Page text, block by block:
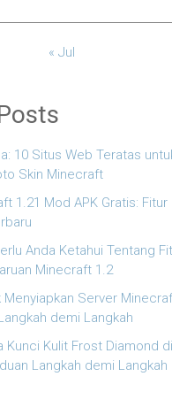
« Jul
10 Situs Web Teratas
Skin Minecraft
1.21 Mod APK Gratis: Fitur
Anda Ketahui Tentang
Minecraft 1.2
Menyiapkan Server
demi Langkah
Kunci Kulit Frost Diamond di
Langkah demi Langkah